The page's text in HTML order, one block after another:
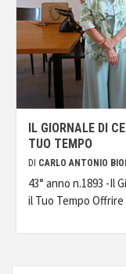
IL GIORNALE DI
TUO TEMPO
DI CARLO ANTONIO
43° anno n.1893 -Il
il Tuo Tempo Offrire